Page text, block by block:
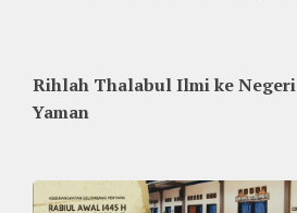
Rihlah Thalabul Ilmi ke Negeri
Yaman